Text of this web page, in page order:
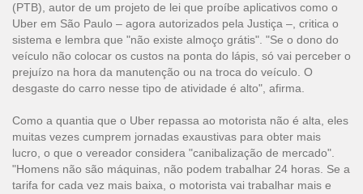
(PTB), autor de um projeto de lei que proíbe aplicativos como o
Uber em São Paulo – agora autorizados pela Justiça –, critica o
sistema e lembra que "não existe almoço grátis". "Se o dono do
veículo não colocar os custos na ponta do lápis, só vai perceber o
prejuízo na hora da manutenção ou na troca do veículo. O
desgaste do carro nesse tipo de atividade é alto", afirma.
Como a quantia que o Uber repassa ao motorista não é alta, eles
muitas vezes cumprem jornadas exaustivas para obter mais
lucro, o que o vereador considera "canibalização de mercado".
"Homens não são máquinas, não podem trabalhar 24 horas. Se a
tarifa for cada vez mais baixa, o motorista vai trabalhar mais e